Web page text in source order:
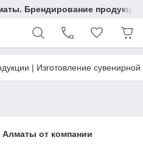
Брендирование
| Изготовление
Алматы от компании